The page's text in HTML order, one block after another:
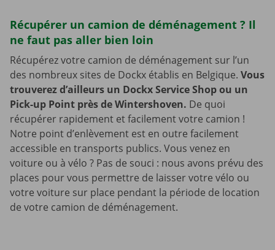
Récupérer un camion de déménagement ? Il
ne faut pas aller bien loin
Récupérez votre camion de déménagement sur l’un
des nombreux sites de Dockx établis en Belgique. Vous
trouverez d’ailleurs un Dockx Service Shop ou un
Pick-up Point près de Wintershoven. De quoi
récupérer rapidement et facilement votre camion !
Notre point d’enlèvement est en outre facilement
accessible en transports publics. Vous venez en
voiture ou à vélo ? Pas de souci : nous avons prévu des
places pour vous permettre de laisser votre vélo ou
votre voiture sur place pendant la période de location
de votre camion de déménagement.